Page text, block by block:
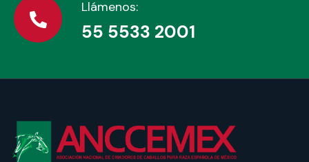
Llámenos:
55 5533 2001